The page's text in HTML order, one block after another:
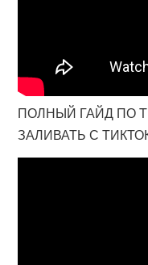
ПОЛНЫЙ ГАЙД ПО
ЗАЛИВАТЬ С